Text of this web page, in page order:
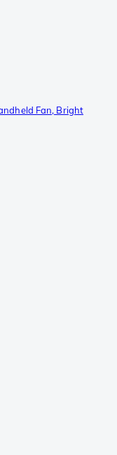
Fan, Bright